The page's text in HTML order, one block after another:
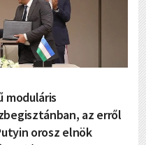
moduláris
az erről
orosz elnök